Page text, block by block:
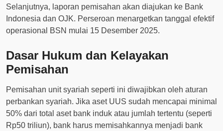
Selanjutnya, laporan pemisahan akan diajukan ke Bank
Indonesia dan OJK. Perseroan menargetkan tanggal efektif
operasional BSN mulai 15 Desember 2025.
Dasar Hukum dan Kelayakan
Pemisahan
Pemisahan unit syariah seperti ini diwajibkan oleh aturan
perbankan syariah. Jika aset UUS sudah mencapai minimal
50% dari total aset bank induk atau jumlah tertentu (seperti
Rp50 triliun), bank harus memisahkannya menjadi bank